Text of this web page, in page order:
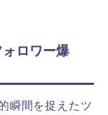
ロワー爆
瞬間を捉えたツ